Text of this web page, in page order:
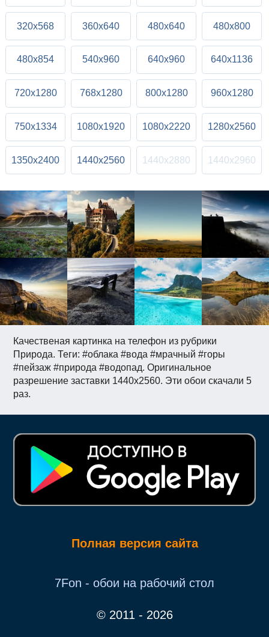
Качественая картинка на телефон из рубрики
Природа. Теги: #облака #вода #мрачный #горы
#пейзаж #природа #водопад. Оригинальное
разрешение заставки 1440x2560. Эти обои скачали 5
раз.
320x568 360x640 480x640 480x800
480x854 540x960 640x960 640x1136
720x1280 768x1280 800x1280 960x1280
750x1334 1080x1920 1080x2220 1280x2560
1350x2400 1440x2560 1440x2880 1440x2960
Полная версия сайта
7Fon - обои на рабочий стол
© 2011 - 2026